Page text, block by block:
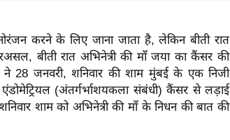
करने के लिए जाना जाता है, लेकिन बीती रात
बीती रात अभिनेत्री की माँ जया का कैंसर की
ने 28 जनवरी, शनिवार की शाम मुंबई के एक निजी
(अंतर्गर्भाशयकला संबंधी) कैंसर से लड़ाई
शाम को अभिनेत्री की माँ के निधन की बात की